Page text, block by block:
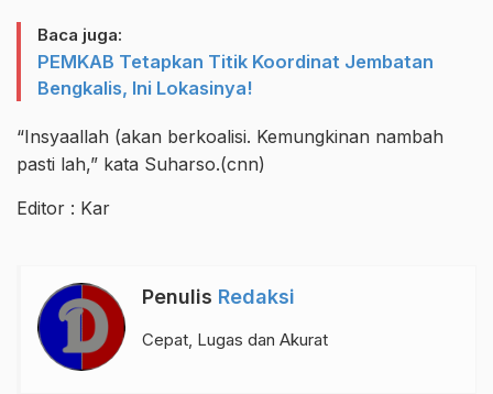
Baca juga:
PEMKAB Tetapkan Titik Koordinat Jembatan
Bengkalis, Ini Lokasinya!
“Insyaallah (akan berkoalisi. Kemungkinan nambah
pasti lah,” kata Suharso.(cnn)
Editor : Kar
Penulis Redaksi
Cepat, Lugas dan Akurat